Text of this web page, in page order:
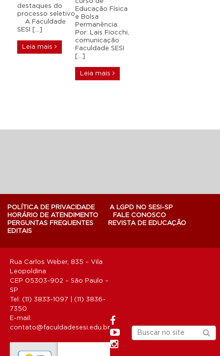
destaques do
processo seletivo
A Faculdade
SESI […]
Leia mais
Educação Física
e Bolsa
Permanência
Por: Lais Fiocchi,
comunicação
Faculdade SESI
[…]
Leia mais
POLÍTICA DE PRIVACIDADE
A LGPD NO SESI-SP
HORÁRIO DE ATENDIMENTO
FALE CONOSCO
PERGUNTAS FREQUENTES
REVISTA DE EDUCAÇÃO
EDITAIS
Rua Carlos Weber, 835 – Vila
Leopoldina
CEP 05303-902 – São Paulo –
SP
Tel: (11) 3833-1097 | (11) 3836-
7350
E-mail:
contato@faculdadesesi.edu.br